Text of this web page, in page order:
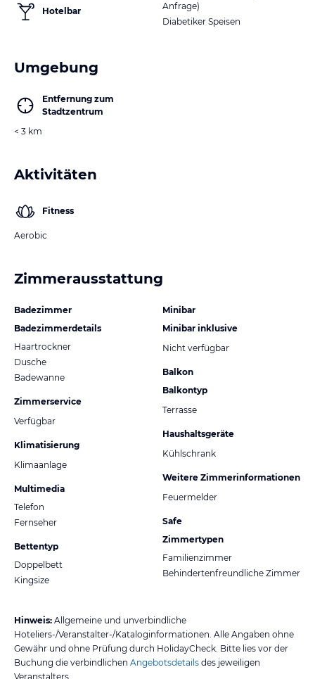
Hotelbar
Anfrage)
Diabetiker Speisen
Umgebung
Entfernung zum
Stadtzentrum
< 3 km
Aktivitäten
Fitness
Aerobic
Zimmerausstattung
Badezimmer
Badezimmerdetails
Haartrockner
Dusche
Badewanne
Zimmerservice
Verfügbar
Klimatisierung
Klimaanlage
Multimedia
Telefon
Fernseher
Bettentyp
Doppelbett
Kingsize
Minibar
Minibar inklusive
Nicht verfügbar
Balkon
Balkontyp
Terrasse
Haushaltsgeräte
Kühlschrank
Weitere Zimmerinformationen
Feuermelder
Safe
Zimmertypen
Familienzimmer
Behindertenfreundliche Zimmer
Hinweis: Allgemeine und unverbindliche
Hoteliers-/Veranstalter-/Kataloginformationen. Alle Angaben ohne
Gewähr und ohne Prüfung durch HolidayCheck. Bitte lies vor der
Buchung die verbindlichen Angebotsdetails des jeweiligen
Veranstalters.